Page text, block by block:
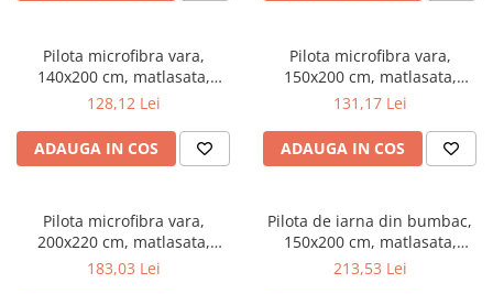
Pilota microfibra vara,
140x200 cm, matlasata,
hipoalergenica, usoara,
densitate 200 g/m², lavabila la
95°C, alb
128,12 Lei
ADAUGA IN COS
Pilota microfibra vara,
150x200 cm, matlasata,
hipoalergenica, usoara,
densitate 200 g/m², lavabila la
95°C, alb
131,17 Lei
ADAUGA IN COS
Pilota microfibra vara,
200x220 cm, matlasata,
hipoalergenica, usoara,
183,03 Lei
Pilota de iarna din bumbac,
150x200 cm, matlasata,
umplutura bilute siliconizate,
213,53 Lei